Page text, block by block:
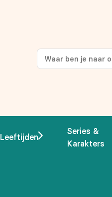
Leeftijden
Series &
Karakters
op je eerste aankoop!